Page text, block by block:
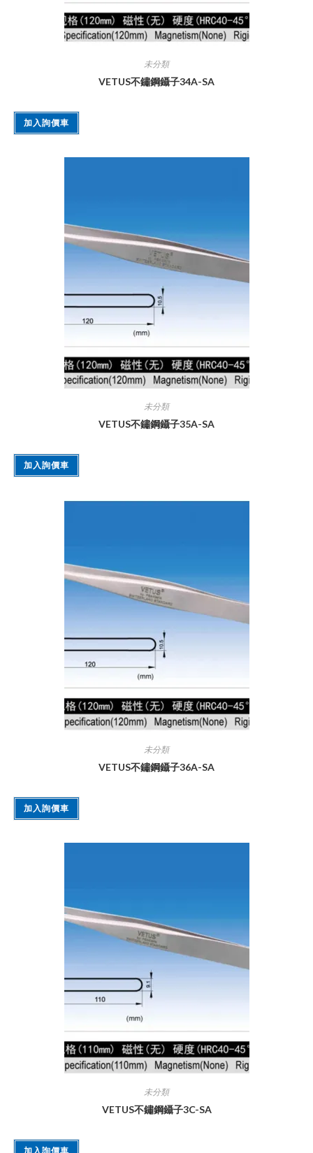
未分類
VETUS不鏽鋼鑷子34A-SA
加入詢價車
未分類
VETUS不鏽鋼鑷子35A-SA
加入詢價車
未分類
VETUS不鏽鋼鑷子36A-SA
加入詢價車
未分類
VETUS不鏽鋼鑷子3C-SA
加入詢價車